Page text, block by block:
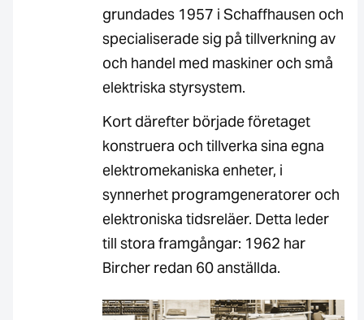
grundades 1957 i Schaffhausen och
specialiserade sig på tillverkning av
och handel med maskiner och små
elektriska styrsystem.
Kort därefter började företaget
konstruera och tillverka sina egna
elektromekaniska enheter, i
synnerhet programgeneratorer och
elektroniska tidsreläer. Detta leder
till stora framgångar: 1962 har
Bircher redan 60 anställda.